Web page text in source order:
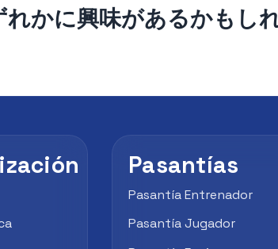
れかに興味があるかもし
Pasantías
Pasantía Entrenador
Pasantía Jugador